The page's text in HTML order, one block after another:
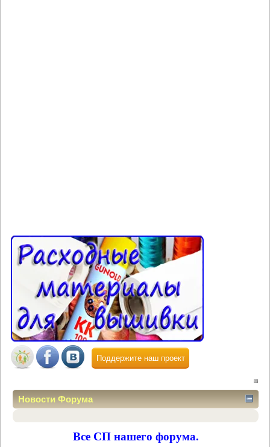
Поддержите наш проект
Новости Форума
Все СП нашего форума.